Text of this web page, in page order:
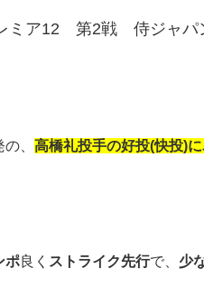
ミア12 第2戦 侍ジャパ
、 高橋礼投手の好投(快投)
ポ良く ストライク先行で、 少